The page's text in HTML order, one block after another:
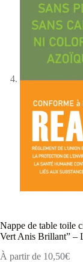
Nappe de table toile
Vert Anis Brillant” –
À partir de 10,50€